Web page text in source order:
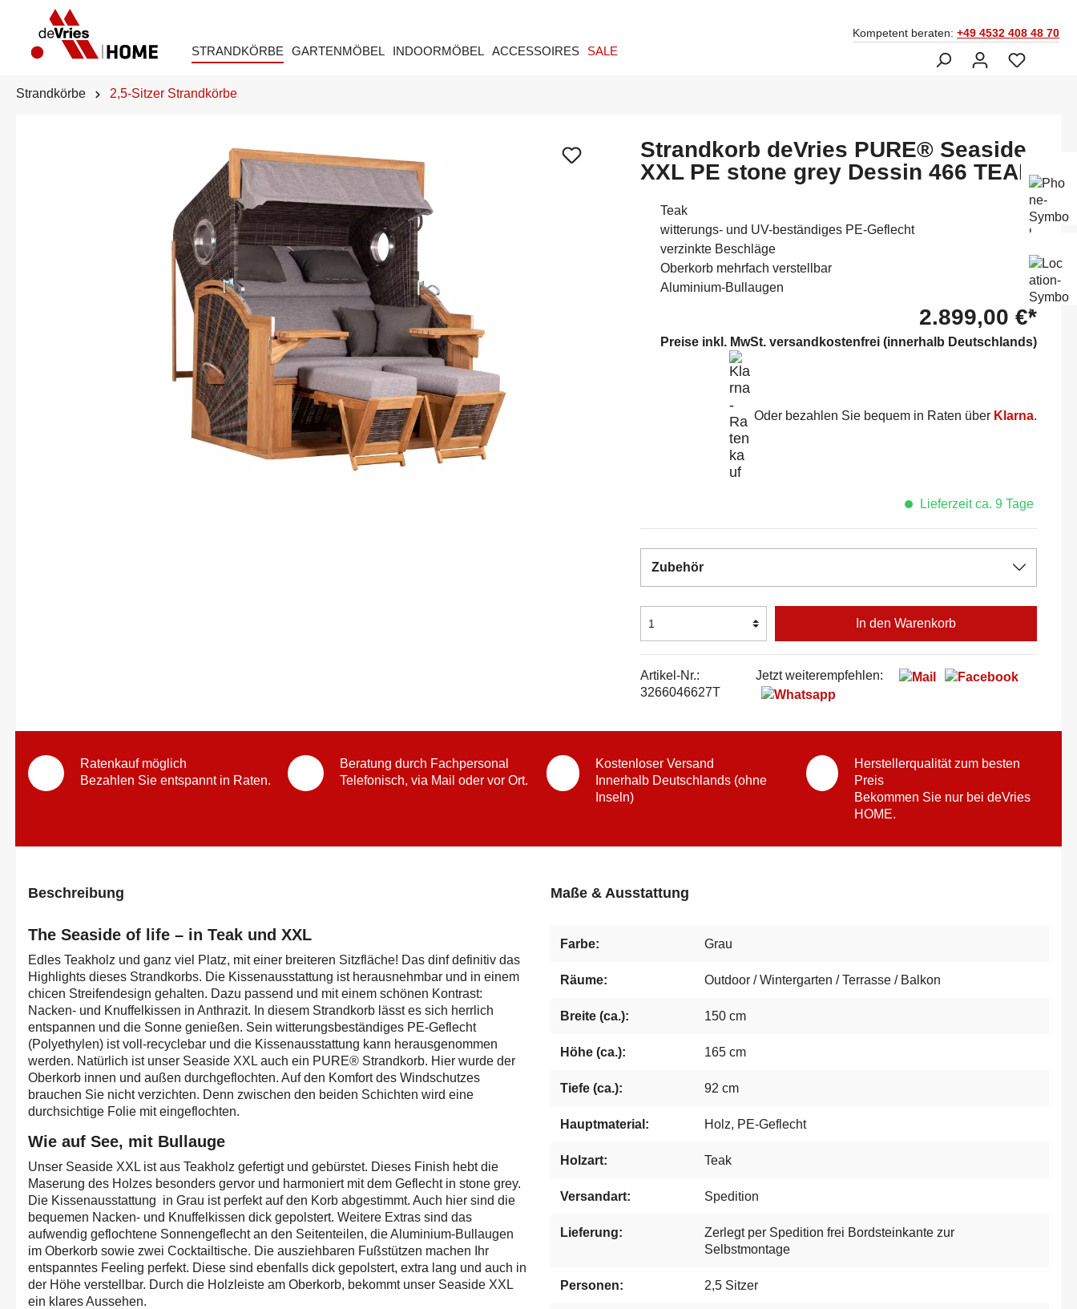
STRANDKÖRBE GARTENMÖBEL INDOORMÖBEL ACCESSOIRES SALE
Kompetent beraten: +49 4532 408 48 70
Strandkörbe 2,5-Sitzer Strandkörbe
Strandkorb deVries PURE® Seaside
XXL PE stone grey Dessin 466 TEAK
Teak
witterungs- und UV-beständiges PE-Geflecht
verzinkte Beschläge
Oberkorb mehrfach verstellbar
Aluminium-Bullaugen
2.899,00 €*
Preise inkl. MwSt. versandkostenfrei (innerhalb Deutschlands)
Oder bezahlen Sie bequem in Raten über Klarna.
Lieferzeit ca. 9 Tage
Zubehör
In den Warenkorb
Artikel-Nr.:
3266046627T
Jetzt weiterempfehlen:
Ratenkauf möglich
Bezahlen Sie entspannt in Raten.
Beratung durch Fachpersonal
Telefonisch, via Mail oder vor Ort.
Kostenloser Versand
Innerhalb Deutschlands (ohne
Inseln)
Herstellerqualität zum besten
Preis
Bekommen Sie nur bei deVries
HOME.
Beschreibung
The Seaside of life – in Teak und XXL
Edles Teakholz und ganz viel Platz, mit einer breiteren Sitzfläche! Das dinf definitiv das
Highlights dieses Strandkorbs. Die Kissenausstattung ist herausnehmbar und in einem
chicen Streifendesign gehalten. Dazu passend und mit einem schönen Kontrast:
Nacken- und Knuffelkissen in Anthrazit. In diesem Strandkorb lässt es sich herrlich
entspannen und die Sonne genießen. Sein witterungsbeständiges PE-Geflecht
(Polyethylen) ist voll-recyclebar und die Kissenausstattung kann herausgenommen
werden. Natürlich ist unser Seaside XXL auch ein PURE® Strandkorb. Hier wurde der
Oberkorb innen und außen durchgeflochten. Auf den Komfort des Windschutzes
brauchen Sie nicht verzichten. Denn zwischen den beiden Schichten wird eine
durchsichtige Folie mit eingeflochten.
Wie auf See, mit Bullauge
Unser Seaside XXL ist aus Teakholz gefertigt und gebürstet. Dieses Finish hebt die
Maserung des Holzes besonders gervor und harmoniert mit dem Geflecht in stone grey.
Die Kissenausstattung in Grau ist perfekt auf den Korb abgestimmt. Auch hier sind die
bequemen Nacken- und Knuffelkissen dick gepolstert. Weitere Extras sind das
aufwendig geflochtene Sonnengeflecht an den Seitenteilen, die Aluminium-Bullaugen
im Oberkorb sowie zwei Cocktailtische. Die ausziehbaren Fußstützen machen Ihr
entspanntes Feeling perfekt. Diese sind ebenfalls dick gepolstert, extra lang und auch in
der Höhe verstellbar. Durch die Holzleiste am Oberkorb, bekommt unser Seaside XXL
ein klares Aussehen.
Maße & Ausstattung
Farbe: Grau
Räume: Outdoor / Wintergarten / Terrasse / Balkon
Breite (ca.): 150 cm
Höhe (ca.): 165 cm
Tiefe (ca.): 92 cm
Hauptmaterial: Holz, PE-Geflecht
Holzart: Teak
Versandart: Spedition
Lieferung:
Zerlegt per Spedition frei Bordsteinkante zur
Selbstmontage
Personen: 2,5 Sitzer